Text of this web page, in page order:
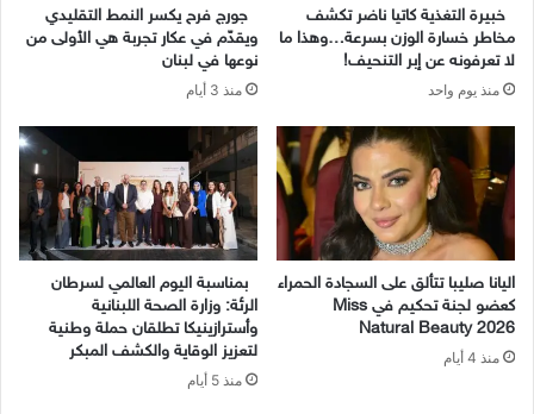
خبيرة التغذية كاتيا ناضر تكشف
مخاطر خسارة الوزن بسرعة…وهذا ما
لا تعرفونه عن إبر التنحيف!
منذ يوم واحد
جورج فرح يكسر النمط التقليدي
ويقدّم في عكار تجربة هي الأولى من
نوعها في لبنان
منذ 3 أيام
اليانا صليبا تتألق على السجادة الحمراء
كعضو لجنة تحكيم في Miss
Natural Beauty 2026
منذ 4 أيام
بمناسبة اليوم العالمي لسرطان
الرئة: وزارة الصحة اللبنانية
وأسترازينيكا تطلقان حملة وطنية
لتعزيز الوقاية والكشف المبكر
منذ 5 أيام